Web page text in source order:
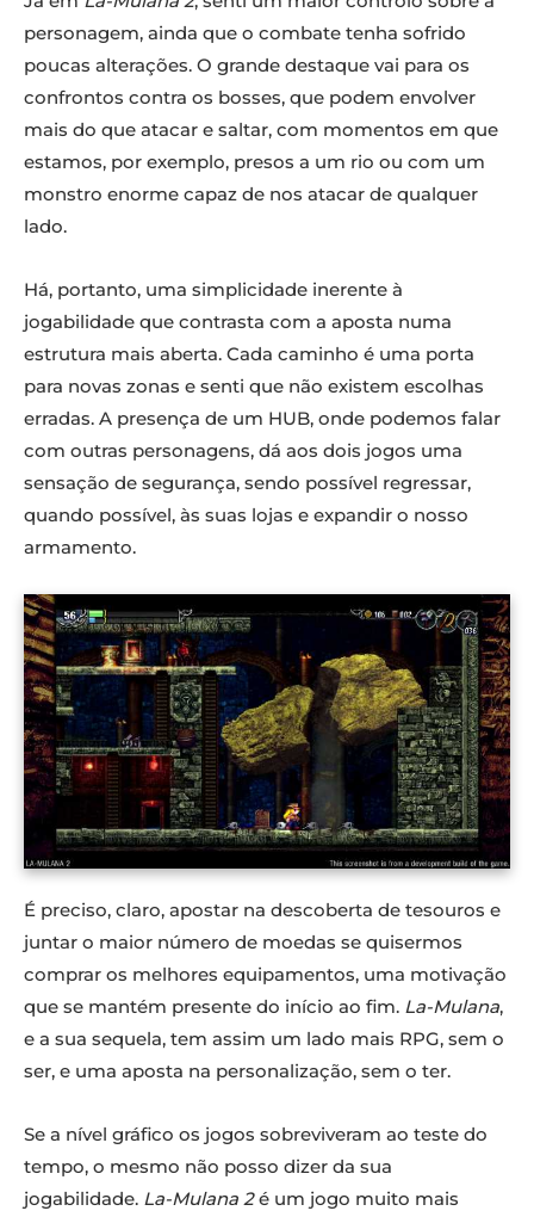
personagem, ainda que o combate tenha sofrido
poucas alterações. O grande destaque vai para os
confrontos contra os bosses, que podem envolver
mais do que atacar e saltar, com momentos em que
estamos, por exemplo, presos a um rio ou com um
monstro enorme capaz de nos atacar de qualquer
lado.
Há, portanto, uma simplicidade inerente à
jogabilidade que contrasta com a aposta numa
estrutura mais aberta. Cada caminho é uma porta
para novas zonas e senti que não existem escolhas
erradas. A presença de um HUB, onde podemos falar
com outras personagens, dá aos dois jogos uma
sensação de segurança, sendo possível regressar,
quando possível, às suas lojas e expandir o nosso
armamento.
É preciso, claro, apostar na descoberta de tesouros e
juntar o maior número de moedas se quisermos
comprar os melhores equipamentos, uma motivação
que se mantém presente do início ao fim. La-Mulana,
e a sua sequela, tem assim um lado mais RPG, sem o
ser, e uma aposta na personalização, sem o ter.
Se a nível gráfico os jogos sobreviveram ao teste do
tempo, o mesmo não posso dizer da sua
jogabilidade. La-Mulana 2é um jogo muito mais